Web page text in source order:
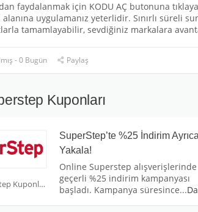
faydalanmak için KODU AÇ butonuna
uygulamanız yeterlidir. Sınırlı süreli
tamamlayabilir, sevdiğiniz markalara
- 0 Bugün Paylaş
Kuponları
Tüm Superstep Kuponları
SuperStep’te %25 İndirim
Yakala!
Online Superstep alışverişlerinde
geçerli %25 indirim kampanyası
başladı. Kampanya süresince...